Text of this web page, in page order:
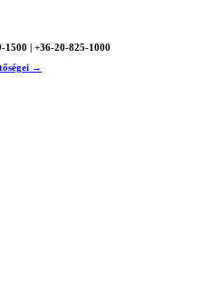
1500 | +36-20-825-1000
→